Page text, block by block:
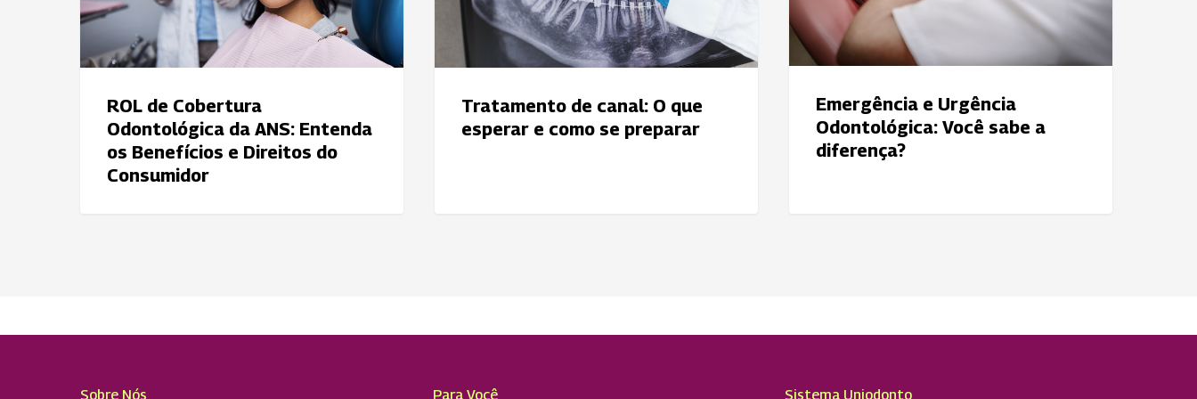
os
Benefícios
e
Consumidor
ROL de Cobertura
Odontológica da ANS: Entenda
os Benefícios e Direitos do
Consumidor
como
preparar
Tratamento de canal: O que
esperar e como se preparar
diferença?
Emergência e Urgência
Odontológica: Você sabe a
diferença?
Sobre Nós Para Você Sistema Uniodonto